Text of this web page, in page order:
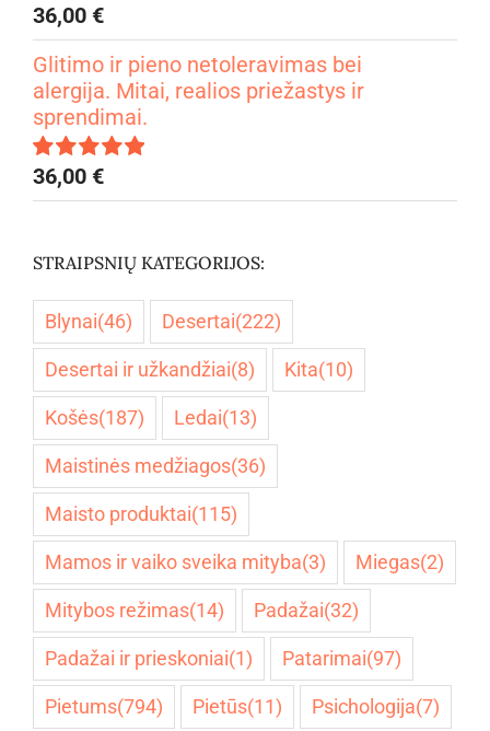
Įvertinimas:
4.67iš 5
36,00 €
Glitimo ir pieno netoleravimas bei
alergija. Mitai, realios priežastys ir
sprendimai.
Įvertinimas:
5.00iš 5
36,00 €
STRAIPSNIŲ KATEGORIJOS:
Blynai(46) Desertai(222)
Desertai ir užkandžiai(8) Kita(10)
Košės(187) Ledai(13)
Maistinės medžiagos(36)
Maisto produktai(115)
Mamos ir vaiko sveika mityba(3) Miegas(2)
Mitybos režimas(14) Padažai(32)
Padažai ir prieskoniai(1) Patarimai(97)
Pietums(794) Pietūs(11) Psichologija(7)